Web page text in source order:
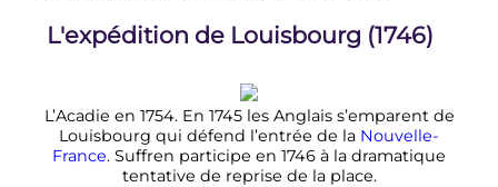
L'expédition de Louisbourg (1746)
L’Acadie en 1754. En 1745 les Anglais s’emparent de
Louisbourg qui défend l’entrée de la Nouvelle-
France. Suffren participe en 1746 à la dramatique
tentative de reprise de la place.